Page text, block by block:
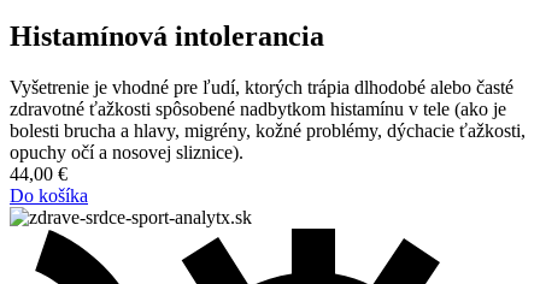
Histamínová intolerancia
Vyšetrenie je vhodné pre ľudí, ktorých trápia dlhodobé alebo časté
zdravotné ťažkosti spôsobené nadbytkom histamínu v tele (ako je
bolesti brucha a hlavy, migrény, kožné problémy, dýchacie ťažkosti,
opuchy očí a nosovej sliznice).
44,00 €
Do košíka